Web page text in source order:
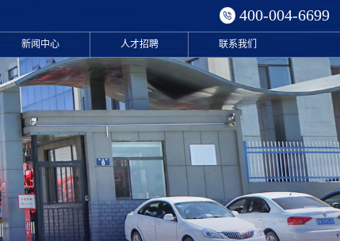
400-004-6699
新闻中心 人才招聘 联系我们